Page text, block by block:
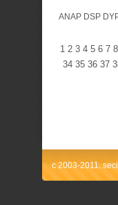
ANAP DSP
1 2 3 4 5 6 7 8
34 35 36 37
c 2003-2011.